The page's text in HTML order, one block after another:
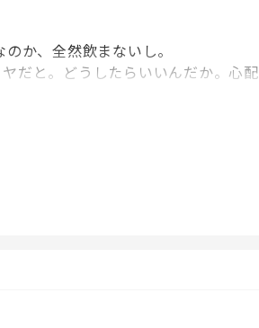
か、全然飲まないし。
だと。どうしたらいいんだか。心配